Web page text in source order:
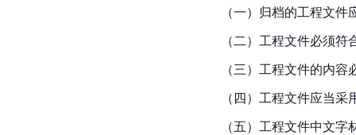
（一）归档的工程文件
（二）工程文件必须
（三）工程文件的内
（四）工程文件应当
（五）工程文件中文